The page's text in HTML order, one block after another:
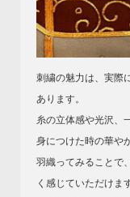
刺繍の魅力は、実際
あります。
糸の立体感や光沢、
身につけた時の華や
羽織ってみることで
く感じていただけます